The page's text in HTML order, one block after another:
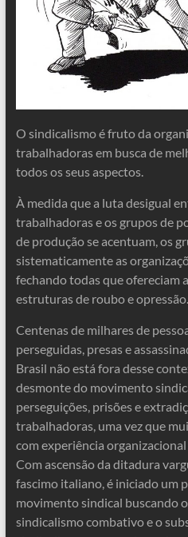
O sindicalismo é fruto da
trabalhadoras em busca de
todos os seus aspectos.
À medida que a luta desigual
trabalhadoras e os grupos de
de produção se acentuam, os
sistematicamente as
fechando todas que ofereciam
estruturas de roubo e opressão.
Centenas de milhares de
perseguidas, presas e
Brasil não está fora desse
desmonte do movimento
perseguições, prisões e
trabalhadoras, uma vez que
com experiência organizacional
Com ascensão da ditadura
fascimo italiano, é iniciado um
movimento sindical buscando
sindicalismo combativo e o